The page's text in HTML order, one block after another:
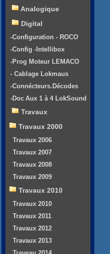
Analogique
Digital
-Configuration - ROCO
-Config -Intellibox
-Prog Moteur LEMACO
- Cablage Lokmaus
-Connécteurs.Décodes
-Doc Aux 1 à 4 LokSound
Travaux
Travaux 2000
Travaux 2006
Travaux 2007
Travaux 2008
Travaux 2009
Travaux 2010
Travaux 2010
Travaux 2011
Travaux 2012
Travaux 2013